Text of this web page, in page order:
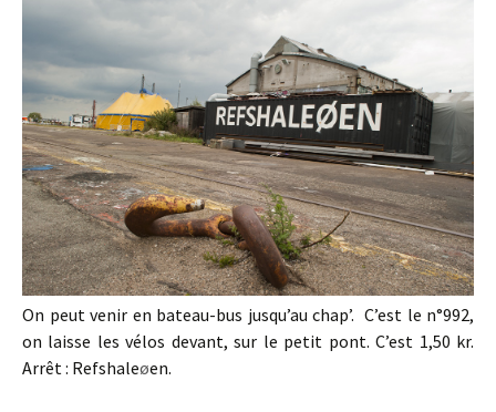
On peut venir en bateau-bus jusqu’au chap’. C’est le n°992,
on laisse les vélos devant, sur le petit pont. C’est 1,50 kr.
Arrêt : Refshaleøen.